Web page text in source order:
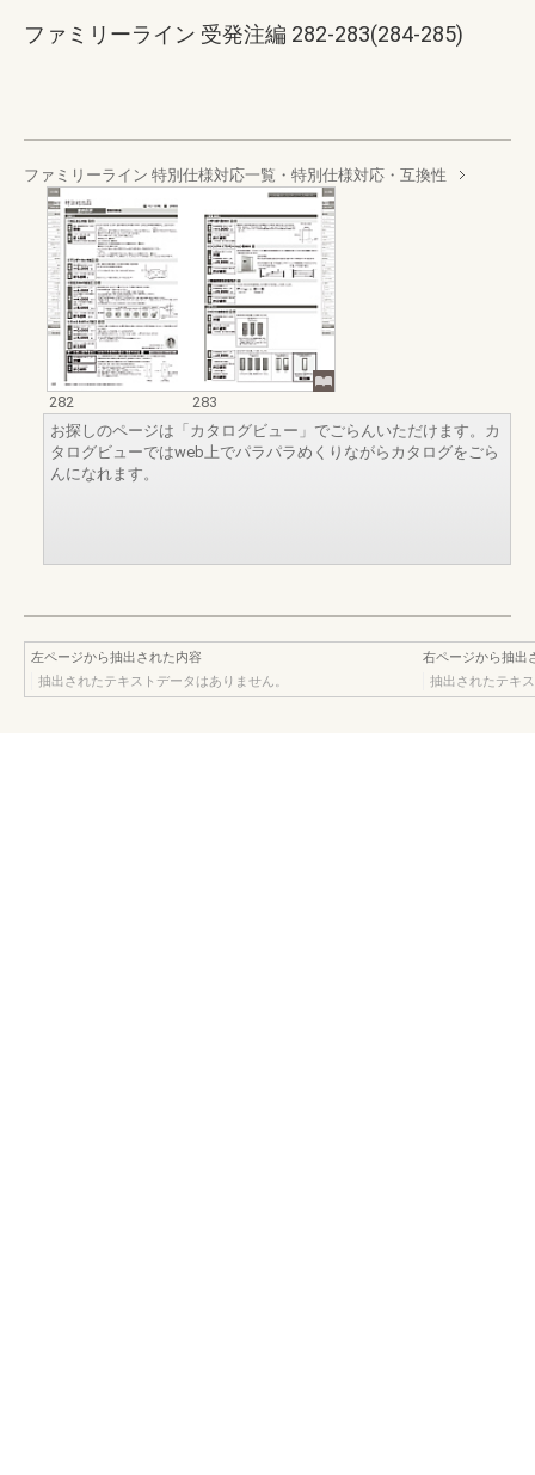
ファミリーライン 受発注編 282-283(284-285)
ファミリーライン 特別仕様対応一覧・特別仕様対応・互換性
282
283
お探しのページは「カタログビュー」でごらんいただけます。カ
タログビューではweb上でパラパラめくりながらカタログをごら
んになれます。
左ページから抽出された内容
抽出されたテキストデータはありません。
右ページから抽出
抽出されたテキ